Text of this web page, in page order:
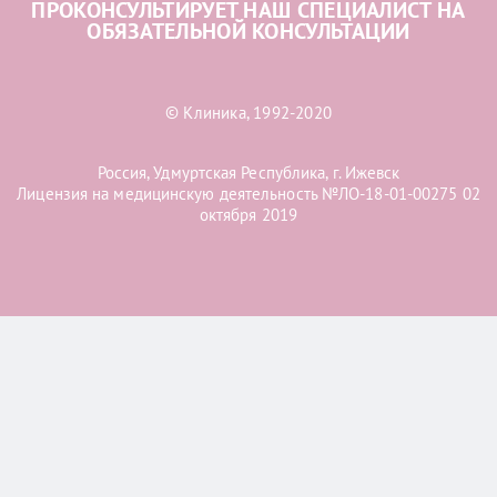
ПРОКОНСУЛЬТИРУЕТ НАШ СПЕЦИАЛИСТ НА
ОБЯЗАТЕЛЬНОЙ КОНСУЛЬТАЦИИ
© Клиника, 1992-2020
Россия, Удмуртская Республика, г. Ижевск
Лицензия на медицинскую деятельность №ЛО-18-01-00275 02
октября 2019